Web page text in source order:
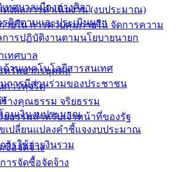
ดงผลการดำเนินงาน (งบประมาณ)
ายใน การควบคุมภายใน จัดการความ
เทศบาล
ทรัพยากรบุคคล
การทุจริต
ร้างคุณธรรม จริยธรรม
ยธรรมสำหรับเจ้าหน้าที่ของรัฐ
ซื้อจัดจ้าง
ารจัดซื้อจัดจ้าง
ทศบาลเมืองอ่างศิลา
รติดตามและประเมินผลฯ
การปฏิบัติงานตามนโยบายนายก
านเทคโนโลยีสารสนเทศ
มการมีส่วนร่วมของประชาชน
อนเงินงบประมาณ
เปลี่ยนแปลงคำชี้แจงงบประมาณ
ารใช้จ่ายงินรวม
ษฐกิจการเกษตร2567ดาวน์โหลด